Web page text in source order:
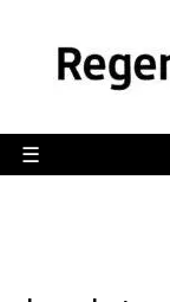
content
☰